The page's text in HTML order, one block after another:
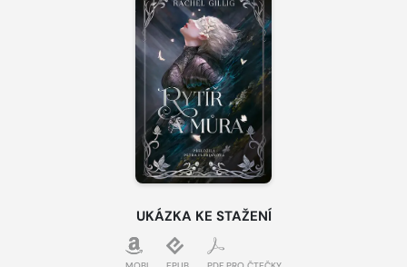
UKÁZKA KE STAŽENÍ